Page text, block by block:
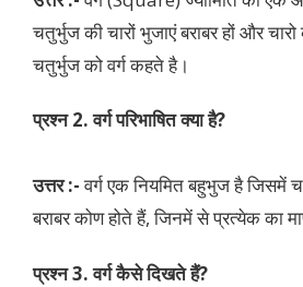
चतुर्भुज की चारों भुजाएं बराबर हों और
चतुर्भुज को वर्ग कहते है।
प्रश्न 2. वर्ग परिभाषित क्या है?
उत्तर :-वर्ग एक नियमित बहुभुज है जिसमें
बराबर कोण होते हैं, जिनमें से प्रत्येक का
प्रश्न 3. वर्ग कैसे दिखते हैं?